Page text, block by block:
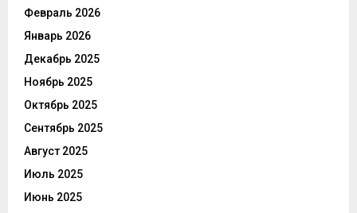
Февраль 2026
Январь 2026
Декабрь 2025
Ноябрь 2025
Октябрь 2025
Сентябрь 2025
Август 2025
Июль 2025
Июнь 2025